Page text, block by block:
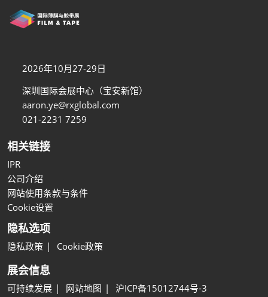
2026年10月27-29日
深圳国际会展中心（宝安新馆）
aaron.ye@rxglobal.com
021-2231 7259
相关链接
IPR
公司介绍
网站使用条款与条件
Cookie设置
隐私选项
隐私政策 Cookie政策
展会信息
可持续发展 网站地图 沪ICP备15012744号-3